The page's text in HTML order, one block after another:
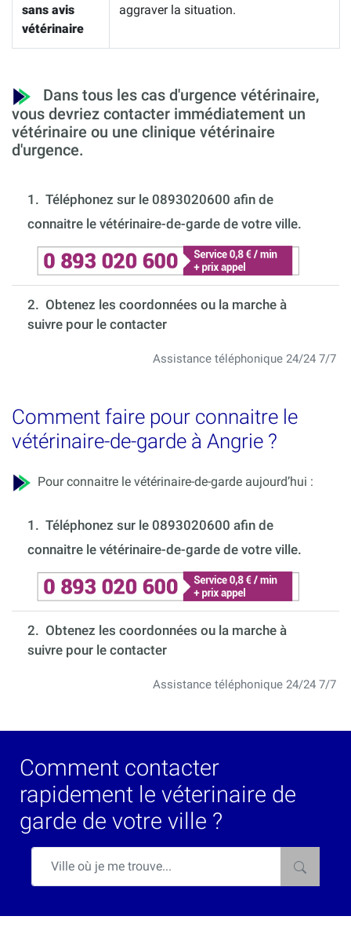
sans avis
vétérinaire
aggraver la situation.
Dans tous les cas d'urgence vétérinaire,
vous devriez contacter immédiatement un
vétérinaire ou une clinique vétérinaire
d'urgence.
1. Téléphonez sur le 0893020600 afin de
connaitre le vétérinaire-de-garde de votre ville.
2. Obtenez les coordonnées ou la marche à
suivre pour le contacter
Assistance téléphonique 24/24 7/7
Comment faire pour connaitre le
vétérinaire-de-garde à Angrie ?
Pour connaitre le vétérinaire-de-garde aujourd’hui :
1. Téléphonez sur le 0893020600 afin de
connaitre le vétérinaire-de-garde de votre ville.
2. Obtenez les coordonnées ou la marche à
suivre pour le contacter
Assistance téléphonique 24/24 7/7
Comment contacter
rapidement le véterinaire de
garde de votre ville ?